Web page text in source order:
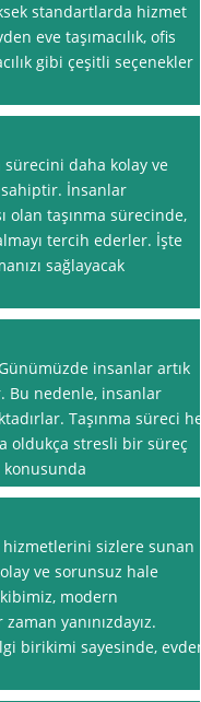
standartlarda hizmet
eve taşımacılık, ofis
gibi çeşitli seçenekler
sürecini daha kolay ve
İnsanlar
olan taşınma sürecinde,
tercih ederler. İşte
sağlayacak
insanlar artık
Bu nedenle, insanlar
Taşınma süreci her
oldukça stresli bir süreç
konusunda
sizlere sunan
ve sorunsuz hale
modern
yanınızdayız.
birikimi sayesinde, evden